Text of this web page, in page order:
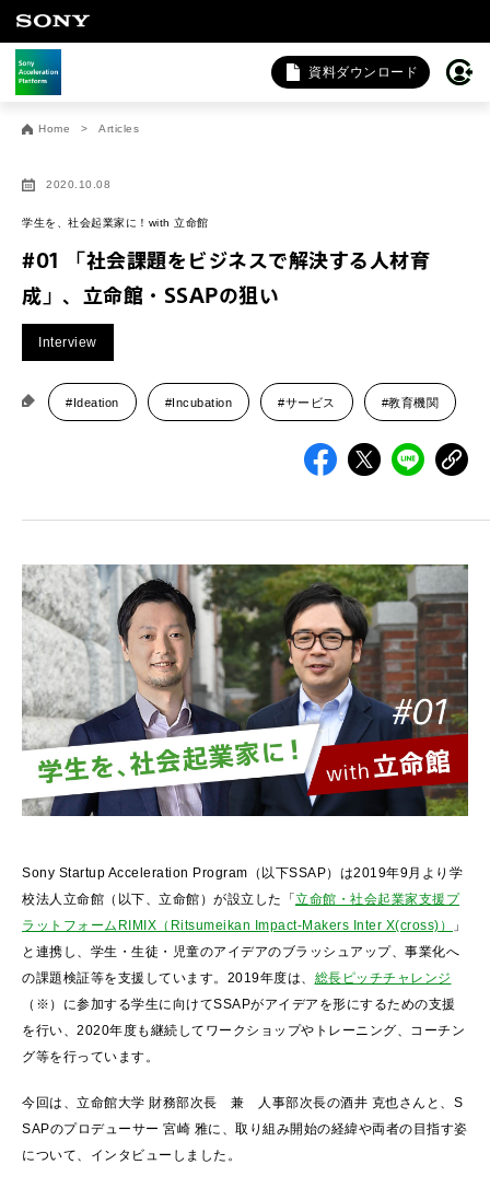
資料ダウンロード
Home Articles
2020.10.08
学生を、社会起業家に！with 立命館
#01 「社会課題をビジネスで解決する人材育
成」、立命館・SSAPの狙い
Interview
#Ideation #Incubation #サービス #教育機関
Sony Startup Acceleration Program（以下SSAP）は2019年9月より学
校法人立命館（以下、立命館）が設立した「立命館・社会起業家支援プ
ラットフォームRIMIX（Ritsumeikan Impact-Makers Inter X(cross)）
」
と連携し、学生・生徒・児童のアイデアのブラッシュアップ、事業化へ
の課題検証等を支援しています。2019年度は、 総長ピッチチャレンジ
（※）に参加する学生に向けてSSAPがアイデアを形にするための支援
を行い、2020年度も継続してワークショップやトレーニング、コーチン
グ等を行っています。
今回は、立命館大学 財務部次長 兼 人事部次長の酒井 克也さんと、S
SAPのプロデューサー 宮崎 雅に、取り組み開始の経緯や両者の目指す姿
について、インタビューしました。
お問い合わせ
法人向けサービスに関するご相談・お問い合わせは以下のボタ
法人お問い合わせ
FAQ&個人お問い合わせは以下のボタンからお願いします。
FAQ & 個人お問い合わせ